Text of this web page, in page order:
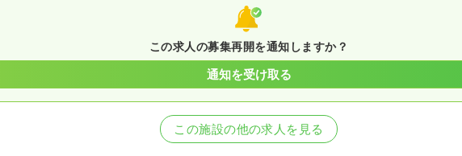
この求人の募集再開を通知しますか？
通知を受け取る
この施設の他の求人を見る